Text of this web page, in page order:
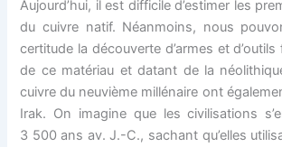
Aujourd’hui, il est difficile d’estimer les
du cuivre natif. Néanmoins, nous
certitude la découverte d’armes et
de ce matériau et datant de la
cuivre du neuvième millénaire ont
Irak. On imagine que les civilisations
3 500 ans av. J.-C., sachant qu’elles